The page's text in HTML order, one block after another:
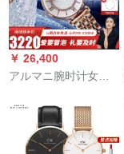
式でウォーチ防水男
子腕时计である。
￥ 26,400
アルマニ腕时计女性
カーイウォークウォ
ークク欧州米のファ
ンド軽すぎて観覧车